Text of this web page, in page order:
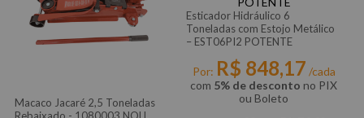
Macaco Jacaré 2,5 Toneladas
Esticador Hidráulico 6
Toneladas com Estojo Metálico
– EST06PI2 POTENTE
Por: R$ 848,17 /cada
com 5% de desconto no PIX
ou Boleto